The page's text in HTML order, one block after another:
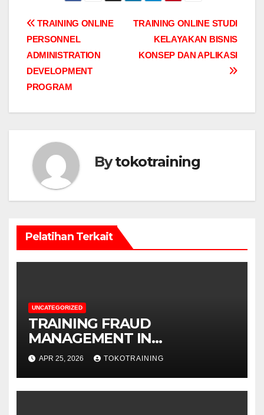
Post
navigation
TRAINING ONLINE STUDI
KELAYAKAN BISNIS
KONSEP DAN APLIKASI
TRAINING ONLINE
PERSONNEL
ADMINISTRATION
DEVELOPMENT
PROGRAM
Bytokotraining
Pelatihan Terkait
UNCATEGORIZED
TRAINING FRAUD
MANAGEMENT IN
TELECOMMUNICATION
BUSINESS
APR 25, 2026 TOKOTRAINING